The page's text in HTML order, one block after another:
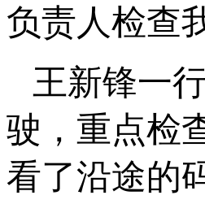
负责人检查
王新锋一
驶，重点检
看了沿途的